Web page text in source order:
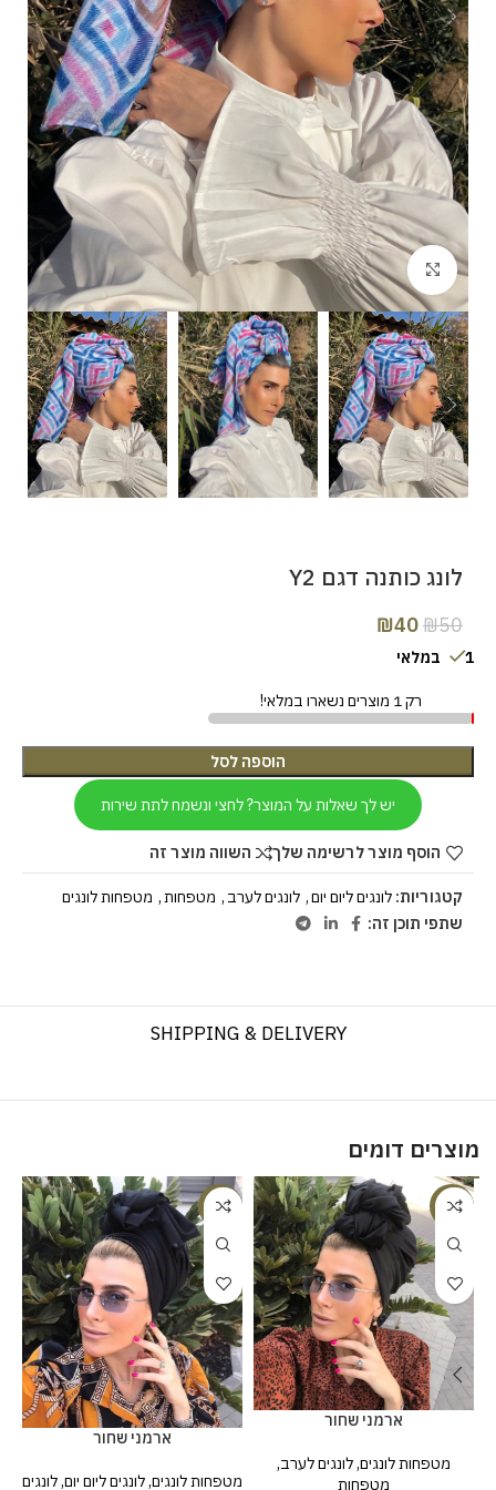
Click to enlarge
לונג כותנה דגם Y2
₪50
₪40
1 במלאי
רק 1 מוצרים נשארו במלאי!
הוספה לסל
יש לך שאלות על המוצר? לחצי ונשמח לתת שירות
הוסף מוצר לרשימה שלך השווה מוצר זה
קטגוריות: לונגים ליום יום, לונגים לערב , מטפחות, מטפחות לונגים
שתפי תוכן זה:
SHIPPING & DELIVERY
מוצרים דומים
-20%
ארמני שחור
מטפחות לונגים,לונגים לערב,
מטפחות
-20%
ארמני שחור
מטפחות לונגים,לונגים ליום יום,לונגים